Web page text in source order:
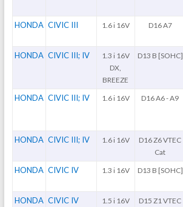
HONDA CIVIC III 1.6 i 16V D16 A7
HONDA CIVIC III; IV
1.3 i 16V
DX,
BREEZE
D13 B [SOHC]
HONDA CIVIC III; IV 1.6 i 16V D16 A6 - A9
HONDA CIVIC III; IV 1.6 i 16V
D16 Z6 VTEC
Cat
HONDA CIVIC IV 1.3 i 16V D13 B [SOHC]
HONDA CIVIC IV 1.5 i 16V
D15 Z1 VTEC